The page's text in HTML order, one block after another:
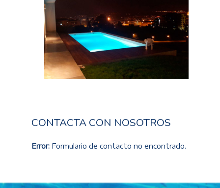
CONTACTA CON NOSOTROS
Error: Formulario de contacto no encontrado.